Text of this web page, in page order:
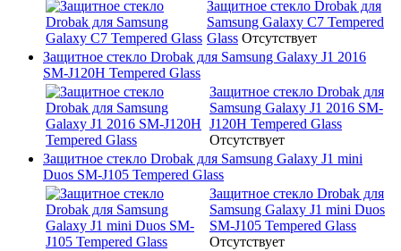
Защитное стекло Drobak для
Samsung Galaxy C7 Tempered
Glass Отсутствует
Защитное стекло Drobak для Samsung Galaxy J1 2016
SM-J120H Tempered Glass
Защитное стекло Drobak для
Samsung Galaxy J1 2016 SM-
J120H Tempered Glass
Отсутствует
Защитное стекло Drobak для Samsung Galaxy J1 mini
Duos SM-J105 Tempered Glass
Защитное стекло Drobak для
Samsung Galaxy J1 mini Duos
SM-J105 Tempered Glass
Отсутствует